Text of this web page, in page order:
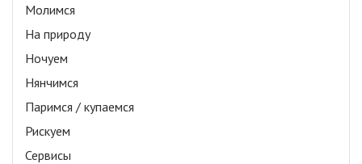
Молимся
На природу
Ночуем
Нянчимся
Паримся / купаемся
Рискуем
Сервисы